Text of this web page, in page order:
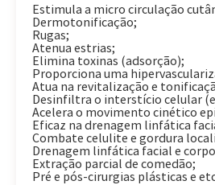
Estimula a micro circulação
Dermotonificação;
Rugas;
Atenua estrias;
Elimina toxinas (adsorção);
Proporciona uma
Atua na revitalização e
Desinfiltra o interstício celular
Acelera o movimento cinético
Eficaz na drenagem linfática
Combate celulite e gordura
Drenagem linfática facial e
Extração parcial de comedão;
Pré e pós-cirurgias plásticas e